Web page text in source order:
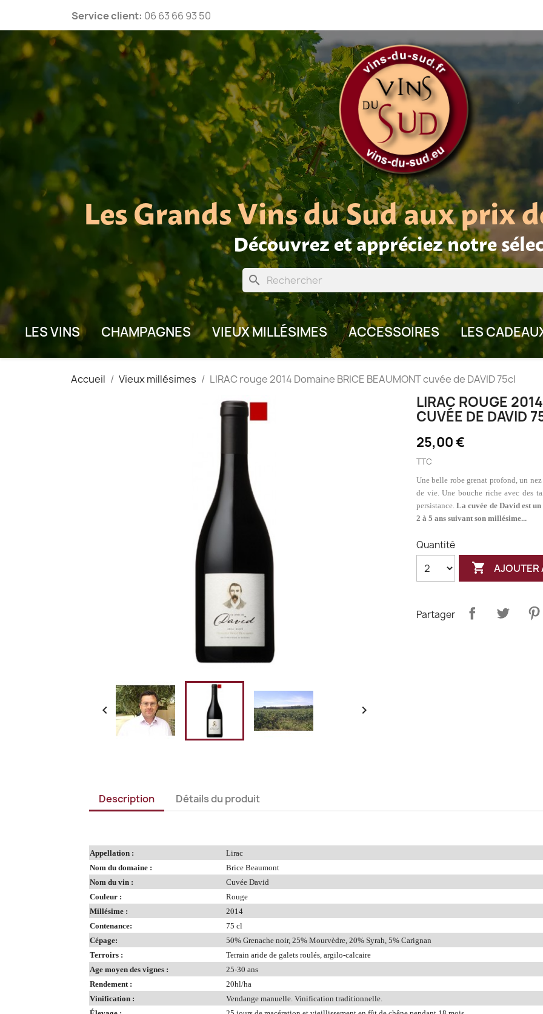
Service client: 06 63 66 93 50
Les Grands Vins du Sud aux prix
Découvrez et appréciez notre
search
LES VINS CHAMPAGNES VIEUX MILLÉSIMES ACCESSOIRES LES
Accueil Vieux millésimes LIRAC rouge 2014 Domaine BRICE BEAUMONT cuvée de DAVID 75cl
 
LIRAC ROUGE
CUVÉE DE DAVID
25,00 €
TTC
Une belle robe grenat profond, un
de vie. Une bouche riche avec des
persistance.La cuvée de David est
2 à 5 ans suivant son millésime...
Quantité
 AJOUTER
Partager
Description Détails du produit
Appellation :
Lirac
Nom du domaine :
Brice Beaumont
Nom du vin :
Cuvée David
Couleur :
Rouge
Millésime :
2014
Contenance:
75 cl
Cépage:
50% Grenache noir, 25% Mourvèdre, 20% Syrah, 5% Carignan
Terroirs :
Terrain aride de galets roulés, argilo-calcaire
Age moyen des vignes :
25-30 ans
Rendement :
20hl/ha
Vinification :
Vendange manuelle. Vinification traditionnelle.